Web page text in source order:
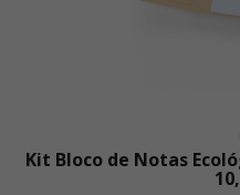
Kit Bloco de Notas